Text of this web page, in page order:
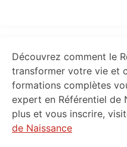
Primary
Sidebar
Découvrez comment le
transformer votre vie et
formations complètes
expert en Référentiel de
plus et vous inscrire,
de Naissance